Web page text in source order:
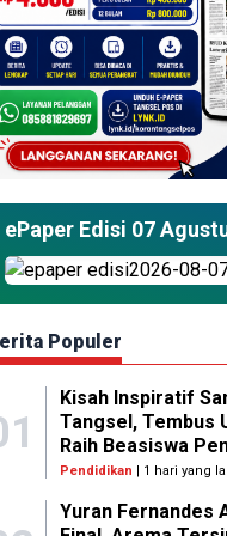
ePaper Edisi 07
Populer
Kisah Inspiratif
Tangsel, Tembus
Raih Beasiswa
Pendidikan | 1 hari yang
Yuran Fernandes